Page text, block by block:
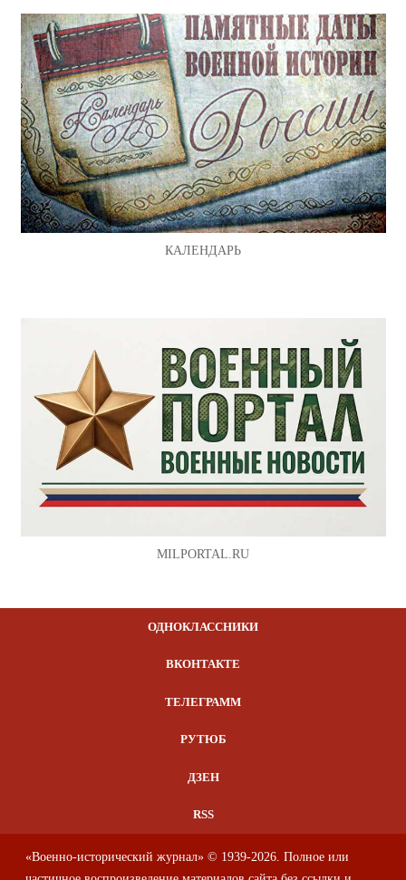
КАЛЕНДАРЬ
MILPORTAL.RU
ОДНОКЛАССНИКИ
ВКОНТАКТЕ
ТЕЛЕГРАММ
РУТЮБ
ДЗЕН
RSS
«Военно-исторический журнал» © 1939-2026. Полное или